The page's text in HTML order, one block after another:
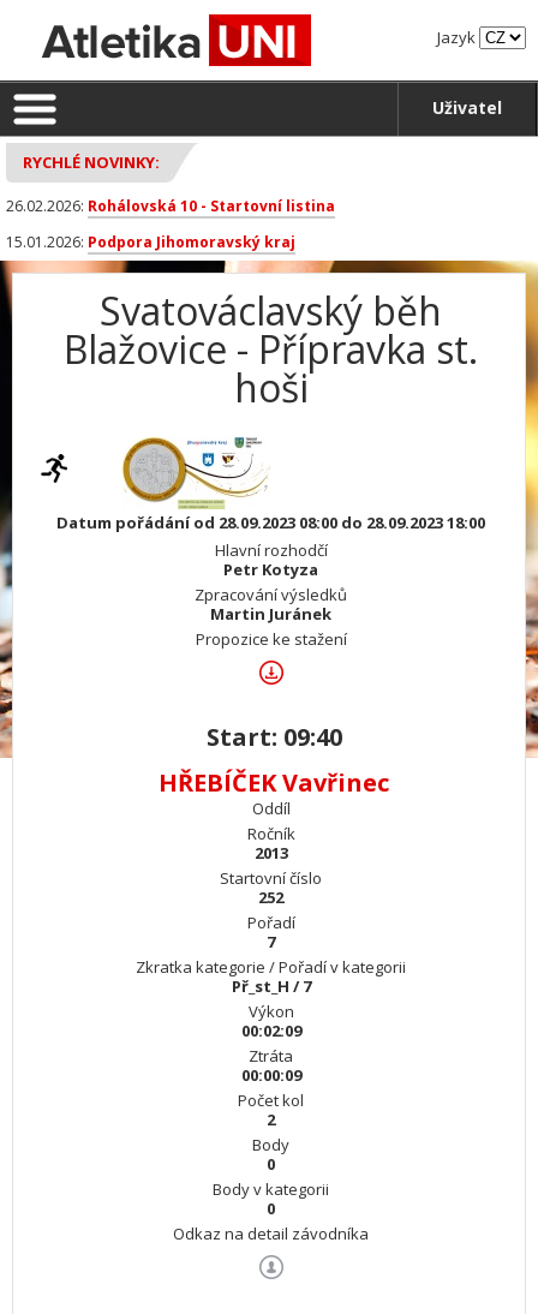
Jazyk
Uživatel
RYCHLÉ NOVINKY:
26.02.2026: Rohálovská 10 - Startovní listina
15.01.2026: Podpora Jihomoravský kraj
Svatováclavský běh
Blažovice - Přípravka st.
hoši
Datum pořádání od 28.09.2023 08:00 do 28.09.2023 18:00
Hlavní rozhodčí
Petr Kotyza
Zpracování výsledků
Martin Juránek
Propozice ke stažení
Start: 09:40
HŘEBÍČEK Vavřinec
Oddíl
Ročník
2013
Startovní číslo
252
Pořadí
7
Zkratka kategorie / Pořadí v kategorii
Př_st_H / 7
Výkon
00:02:09
Ztráta
00:00:09
Počet kol
2
Body
0
Body v kategorii
0
Odkaz na detail závodníka